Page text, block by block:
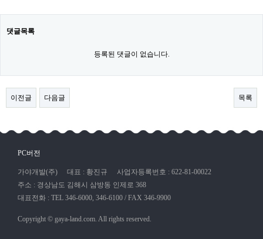
댓글목록
등록된 댓글이 없습니다.
이전글 다음글 목록
PC버전
가야개발(주) 대표 : 황진규
사업자등록번호 : 622-81-00022
주소 : 경상남도 김해시 삼방동 인제로 368
대표전화 : TEL 346-6000, 346-6100 / FAX 346-9900
Copyright © gaya-land.com. All rights reserved.